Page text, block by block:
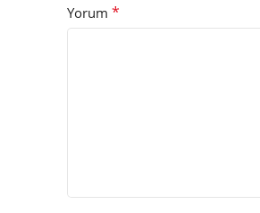
Yorum *